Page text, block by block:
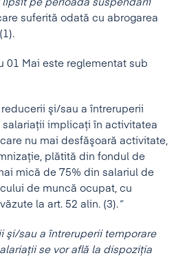
pe perioada suspendării
suferită odată cu abrogarea
01 Mai este reglementat sub
reducerii şi/sau a întreruperii
implicaţi în activitatea
nu mai desfăşoară activitate,
plătită din fondul de
mică de 75% din salariul de
de muncă ocupat, cu
la art. 52 alin. (3).”
şi/sau a întreruperii temporare
se vor află la dispoziţia